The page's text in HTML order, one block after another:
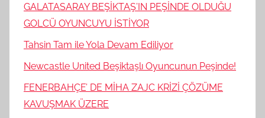
GALATASARAY BEŞİKTAŞ’IN PEŞİNDE OLDUĞU
GOLCÜ OYUNCUYU İSTİYOR
Tahsin Tam ile Yola Devam Ediliyor
Newcastle United Beşiktaşlı Oyuncunun Peşinde!
FENERBAHÇE’ DE MİHA ZAJC KRİZİ ÇÖZÜME
KAVUŞMAK ÜZERE